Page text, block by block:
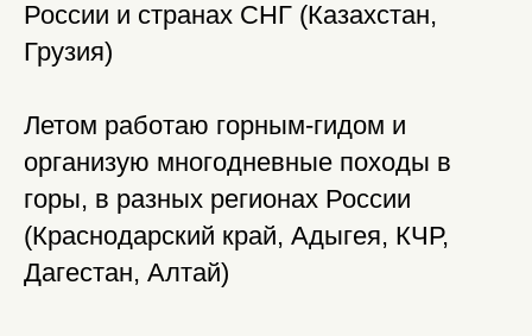
России и странах СНГ (Казахстан,
Грузия)
Летом работаю горным-гидом и
организую многодневные походы в
горы, в разных регионах России
(Краснодарский край, Адыгея, КЧР,
Дагестан, Алтай)